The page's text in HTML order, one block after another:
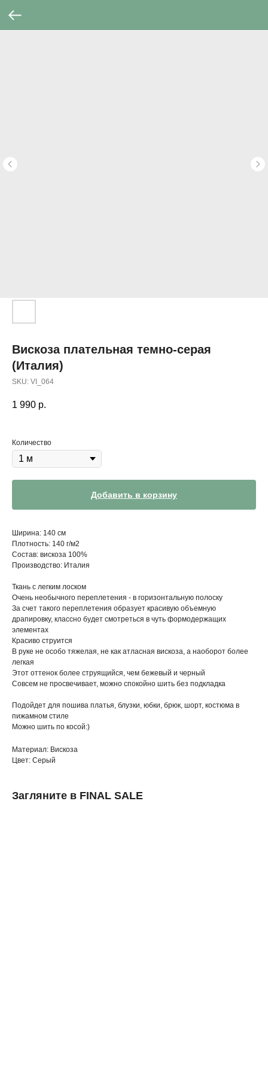
Вискоза плательная темно-серая
(Италия)
SKU: VI_064
1 990 р.
Количество
Добавить в корзину
Ширина: 140 см
Плотность: 140 г/м2
Состав: вискоза 100%
Производство: Италия
Ткань с легким лоском
Очень необычного переплетения - в горизонтальную полоску
За счет такого переплетения образует красивую объемную
драпировку, классно будет смотреться в чуть формодержащих
элементах
Красиво струится
В руке не особо тяжелая, не как атласная вискоза, а наоборот более
легкая
Этот оттенок более струящийся, чем бежевый и черный
Совсем не просвечивает, можно спокойно шить без подкладка
Подойдет для пошива платья, блузки, юбки, брюк, шорт, костюма в
пижамном стиле
Можно шить по косой:)
Материал: Вискоза
Цвет: Серый
Загляните в FINAL SALE